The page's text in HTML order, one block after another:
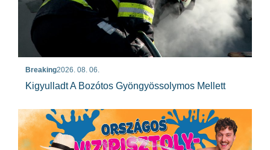
Breaking2026. 08. 06.
Kigyulladt A Bozótos Gyöngyössolymos Mellett